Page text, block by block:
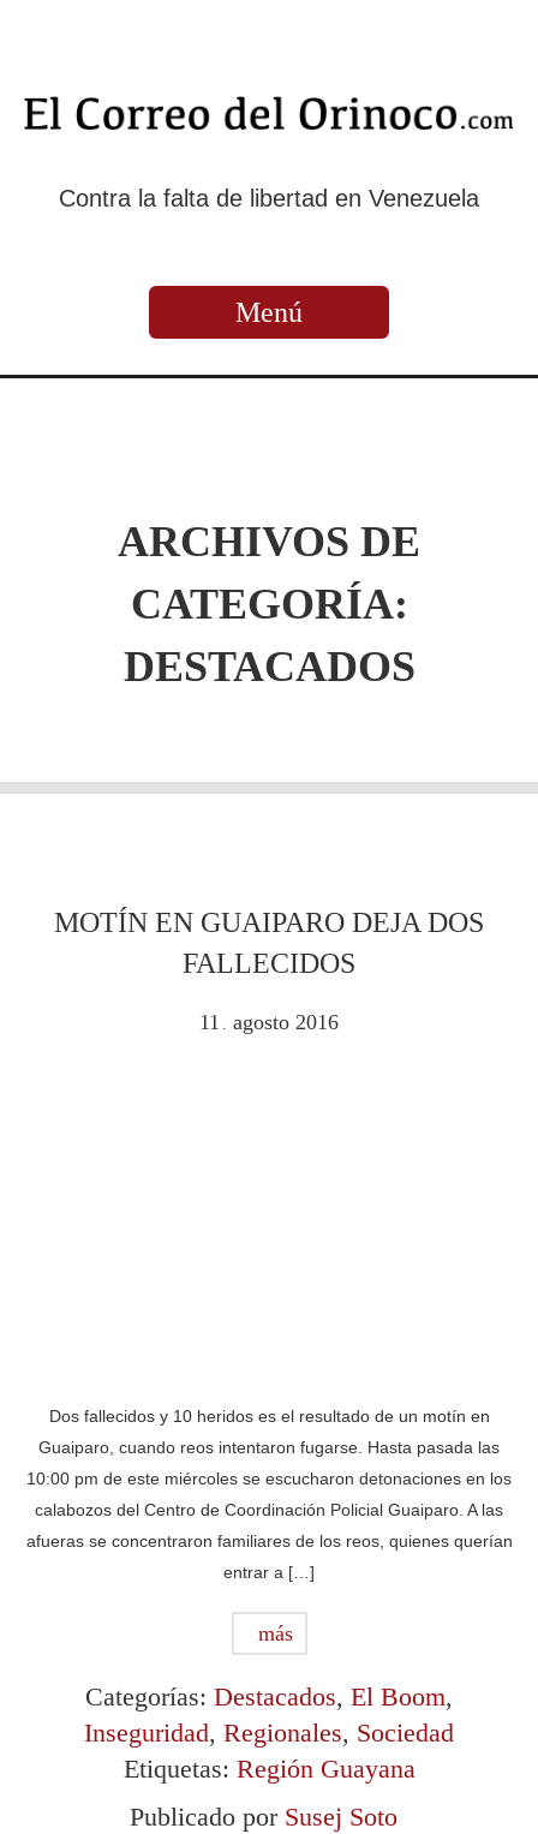
Contra la falta de libertad en Venezuela
Menú
ARCHIVOS DE
CATEGORÍA:
DESTACADOS
MOTÍN EN GUAIPARO DEJA DOS
FALLECIDOS
11 . agosto 2016
Dos fallecidos y 10 heridos es el resultado de un motín en
Guaiparo, cuando reos intentaron fugarse. Hasta pasada las
10:00 pm de este miércoles se escucharon detonaciones en los
calabozos del Centro de Coordinación Policial Guaiparo. A las
afueras se concentraron familiares de los reos, quienes querían
entrar a […]
más
Categorías: Destacados, El Boom,
Inseguridad, Regionales, Sociedad
Etiquetas: Región Guayana
Publicado por Susej Soto